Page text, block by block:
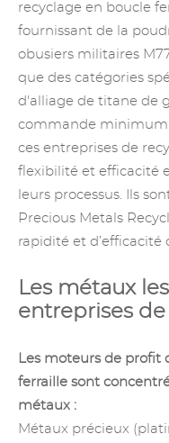
recyclage en boucle
fournissant de la
obusiers militaires
que des catégories
d'alliage de titane de
commande minimum
ces entreprises de
flexibilité et efficacité
leurs processus. Ils
Precious Metals
rapidité et d’efficacité
Les métaux
entreprises
Les moteurs de profit
ferraille sont
métaux :
Métaux précieux